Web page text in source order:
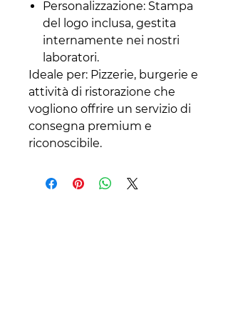
Personalizzazione: Stampa
del logo inclusa, gestita
internamente nei nostri
laboratori.
Ideale per: Pizzerie, burgerie e
attività di ristorazione che
vogliono offrire un servizio di
consegna premium e
riconoscibile.